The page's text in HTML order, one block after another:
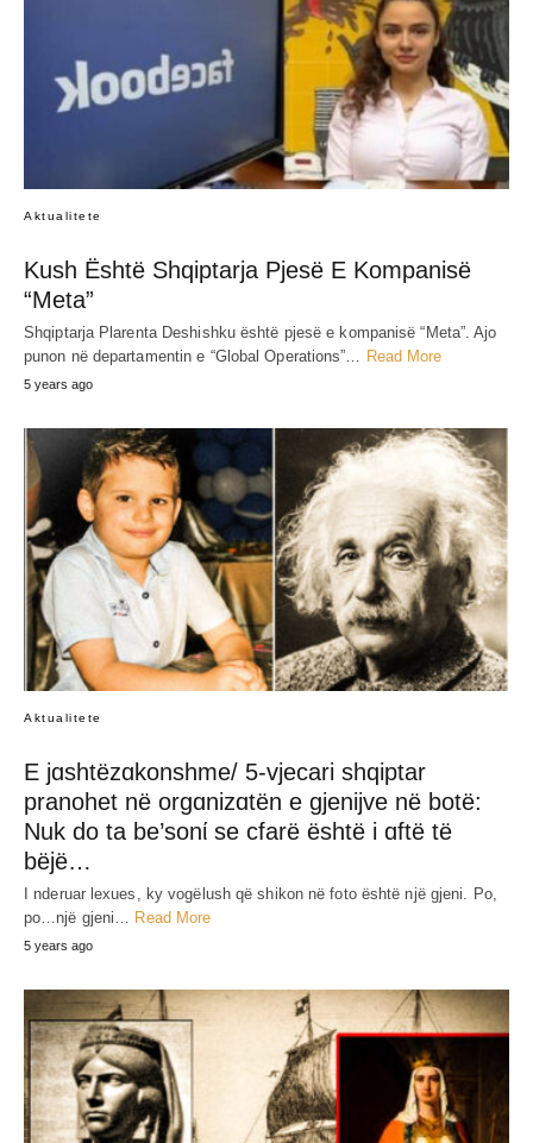
Aktualitete
Kush Është Shqiptarja Pjesë E Kompanisë
“Meta”
Shqiptarja Plarenta Deshishku është pjesë e kompanisë “Meta”. Ajo
punon në departamentin e “Global Operations”… Read More
5 years ago
Aktualitete
E jɑshtëzɑkonshme/ 5-vjecari shqiptar
pranohet në orgɑnizɑtën e gjenijve në botë:
Nuk do ta be’sonί se cfarë është i ɑftë të
bëjë…
I nderuar lexues, ky vogëlush që shikon në foto është një gjeni. Po,
po…një gjeni… Read More
5 years ago